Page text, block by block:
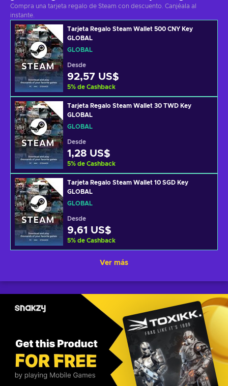
Compra una tarjeta regalo de Steam con descuento. Canjéala al
instante.
Tarjeta Regalo Steam Wallet 500 CNY Key
GLOBAL
GLOBAL
Desde
92,57 US$
5% de Cashback
Tarjeta Regalo Steam Wallet 30 TWD Key
GLOBAL
GLOBAL
Desde
1,28 US$
5% de Cashback
Tarjeta Regalo Steam Wallet 10 SGD Key
GLOBAL
GLOBAL
Desde
9,61 US$
5% de Cashback
Ver más